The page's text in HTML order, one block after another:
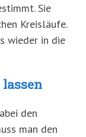
Sie
Kreisläufe.
wieder in die
lassen
den
man den